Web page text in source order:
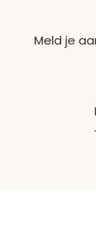
Meld je